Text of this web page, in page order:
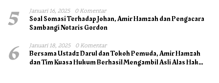
5 Januari 16, 2025 0 Komentar
Soal Somasi Terhadap Johan, Amir Hamzah dan Pengacara
Sambangi Notaris Gordon
6 Januari 18, 2025 0 Komentar
Bersama Ustadz Darul dan Tokoh Pemuda, Amir Hamzah
dan Tim Kuasa Hukum Berhasil Mengambil Asli Alas Hak